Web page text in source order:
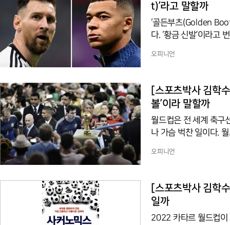
t)’라고 말할까
‘골든부츠(Golden
다. ‘황금 신발’이라고
붙게 될 아르헨티나의
와 프랑시의 올리비에
신발을 의미하는 명사
오피니언
[스포츠박사 김학
볼’이라 말할까
월드컵은 전 세계 축구
나 가슴 벅찬 일이다.
수상자가 나온 것은
이다. 영어 ‘Golden
n d'Or)’라고 말한다.
오피니언
[스포츠박사 김학
일까
2022 카타르 월드컵이